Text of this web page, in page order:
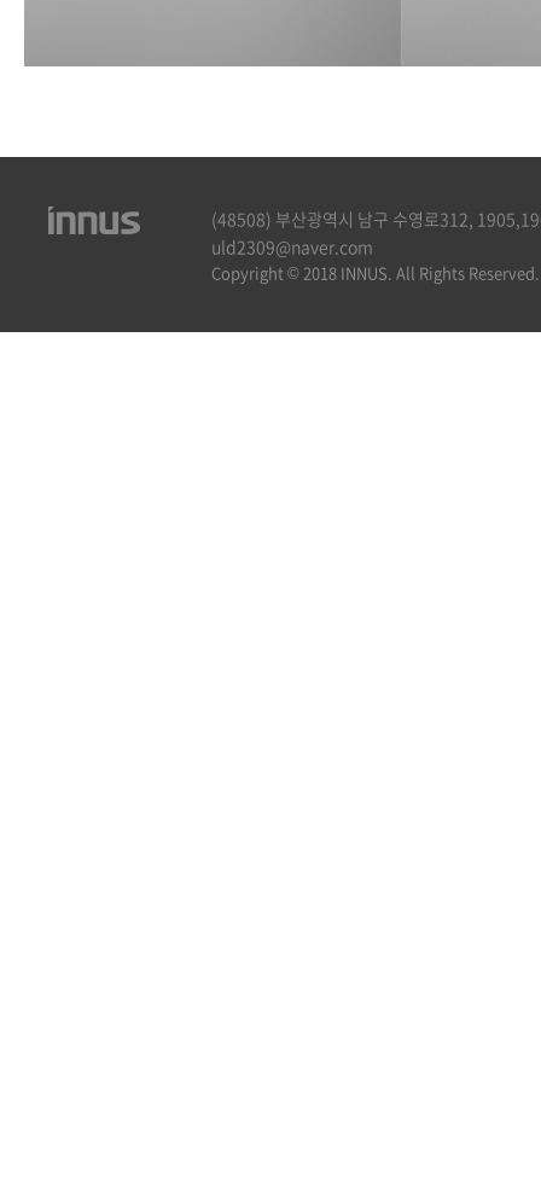
(48508) 부산광역시 남구 수영로312,
uld2309@naver.com
Copyright © 2018 INNUS. All Rights Reserved.